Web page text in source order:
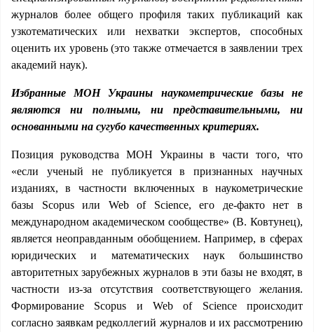
журналов более общего профиля таких публикаций как
узкотематических или нехватки экспертов, способных
оценить их уровень (это также отмечается в заявлении трех
академий наук).
Избранные МОН Украины наукометрические базы не
являются ни полными, ни представительными, ни
основанными на сугубо качественных критериях.
Позиция руководства МОН Украины в части того, что
«если ученый не публикуется в признанных научных
изданиях, в частности включенных в наукометрические
базы Scopus или Web of Science, его де-факто нет в
международном академическом сообществе» (В. Ковтунец),
является неоправданным обобщением. Например, в сферах
юридических и математических наук большинство
авторитетных зарубежных журналов в эти базы не входят, в
частности из-за отсутствия соответствующего желания.
Формирование Scopus и Web of Science происходит
согласно заявкам редколлегий журналов и их рассмотрению